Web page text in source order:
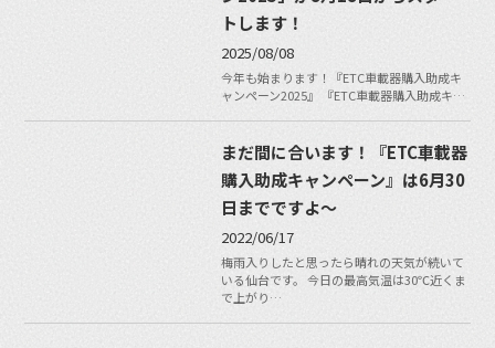
トします！
2025/08/08
今年も始まります！『ETC車載器購入助成キ
ャンペーン2025』 『ETC車載器購入助成キ…
まだ間に合います！『ETC車載器
購入助成キャンペーン』は6月30
日までですよ〜
2022/06/17
梅雨入りしたと思ったら晴れの天気が続いて
いる仙台です。 今日の最高気温は30℃近くま
で上がり…